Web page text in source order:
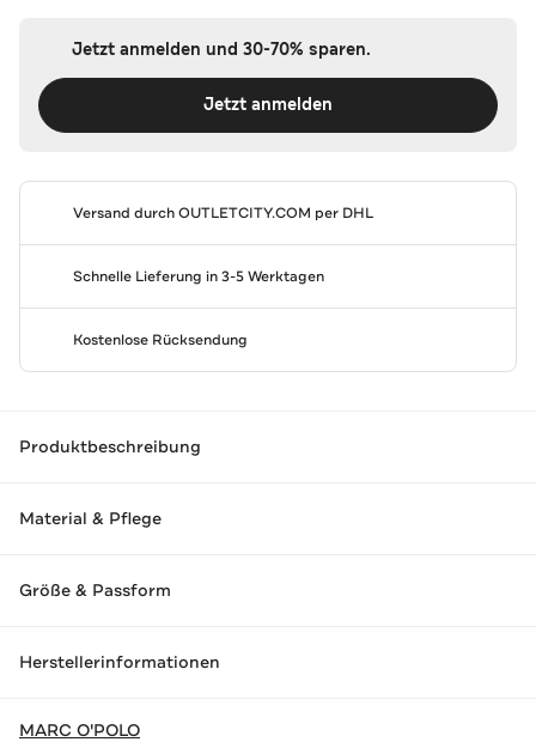
Jetzt anmelden und 30-70% sparen.
Jetzt anmelden
Versand durchOUTLETCITY.COM per DHL
Schnelle Lieferung in 3-5 Werktagen
Kostenlose Rücksendung
Produktbeschreibung
Material & Pflege
Größe & Passform
Herstellerinformationen
MARC O'POLO